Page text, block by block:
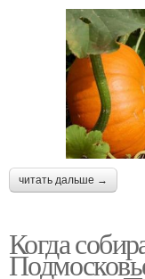
читать дальше →
Когда